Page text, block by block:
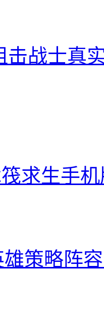
击战士真
求生手
策略阵